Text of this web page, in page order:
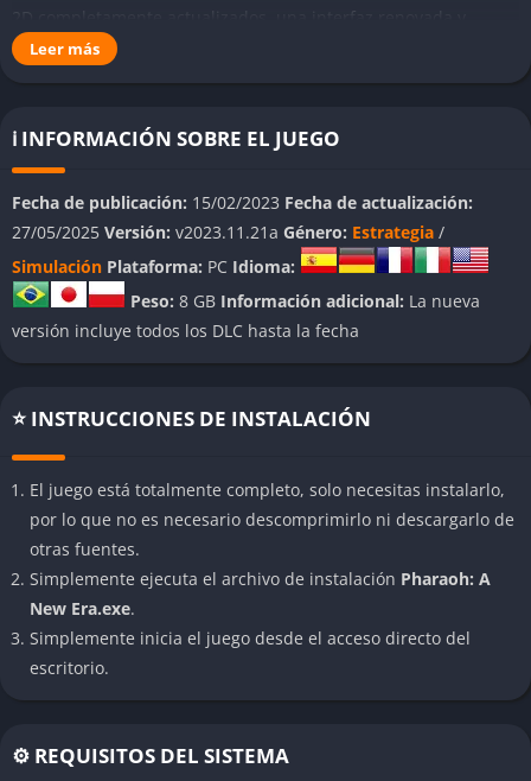
2D completamente actualizados, una interfaz renovada y
numerosas mejoras de calidad de vida, manteniendo la
gestionando recursos, construyendo ciudades y enfrentando
los retos económicos y sociales de la época.
👉 Características de Pharaoh: A New
Era
Gráficos y Arte Renovados
jugador en el Antiguo Egipto. Los edificios, monumentos y
Interfaz Mejorada
La interfaz de usuario ha sido optimizada para ofrecer una
experiencia más intuitiva y accesible. Los menús son claros y
permiten gestionar la ciudad de manera eficiente, mostrando
información detallada sin saturar la pantalla.
El juego incluye la campaña original y la expansión Cleopatra,
Leer más
ℹ️ INFORMACIÓN SOBRE EL JUEGO
Fecha de publicación: 15/02/2023 Fecha de actualización:
27/05/2025 Versión: v2023.11.21a Género: Estrategia /
Simulación Plataforma: PC Idioma:
Peso: 8 GB Información adicional: La nueva
versión incluye todos los DLC hasta la fecha
⭐ INSTRUCCIONES DE INSTALACIÓN
El juego está totalmente completo, solo necesitas instalarlo,
por lo que no es necesario descomprimirlo ni descargarlo de
otras fuentes.
Simplemente ejecuta el archivo de instalación Pharaoh: A
New Era.exe.
Simplemente inicia el juego desde el acceso directo del
escritorio.
⚙️ REQUISITOS DEL SISTEMA